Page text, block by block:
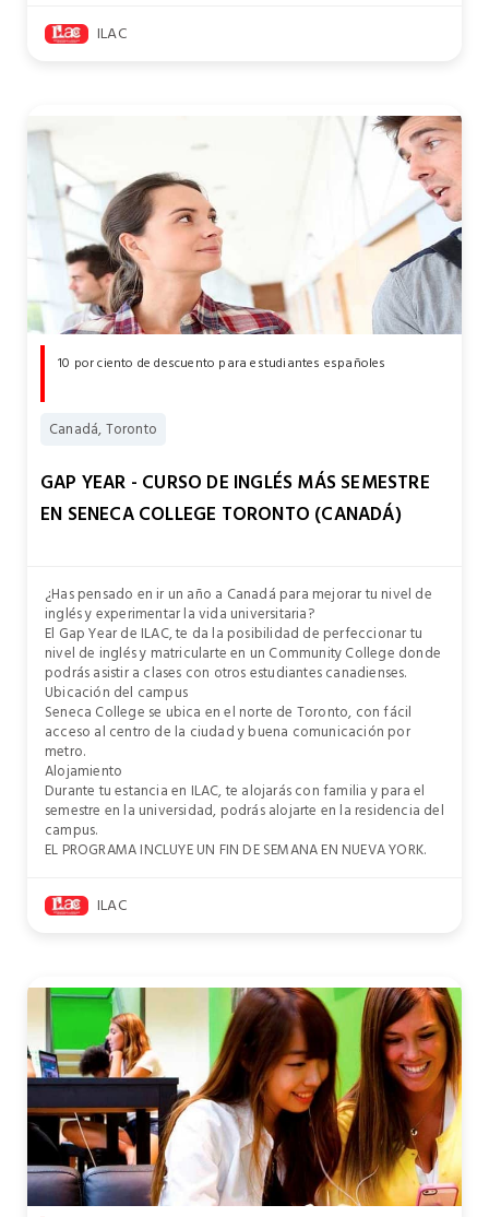
ILAC
10 por ciento de descuento para estudiantes españoles
Canadá, Toronto
GAP YEAR - CURSO DE INGLÉS MÁS SEMESTRE
EN SENECA COLLEGE TORONTO (CANADÁ)
¿Has pensado en ir un año a Canadá para mejorar tu nivel de
inglés y experimentar la vida universitaria?
El Gap Year de ILAC, te da la posibilidad de perfeccionar tu
nivel de inglés y matricularte en un Community College donde
podrás asistir a clases con otros estudiantes canadienses.
Ubicación del campus
Seneca College se ubica en el norte de Toronto, con fácil
acceso al centro de la ciudad y buena comunicación por
metro.
Alojamiento
Durante tu estancia en ILAC, te alojarás con familia y para el
semestre en la universidad, podrás alojarte en la residencia del
campus.
EL PROGRAMA INCLUYE UN FIN DE SEMANA EN NUEVA YORK.
ILAC